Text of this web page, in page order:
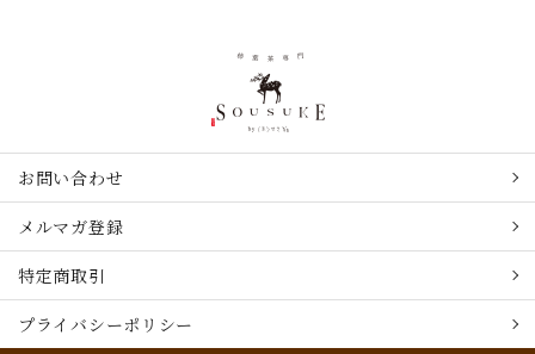
お問い合わせ
メルマガ登録
特定商取引
プライバシーポリシー